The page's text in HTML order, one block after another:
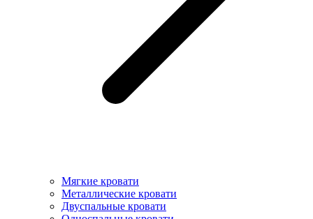
Мягкие кровати
Металлические кровати
Двуспальные кровати